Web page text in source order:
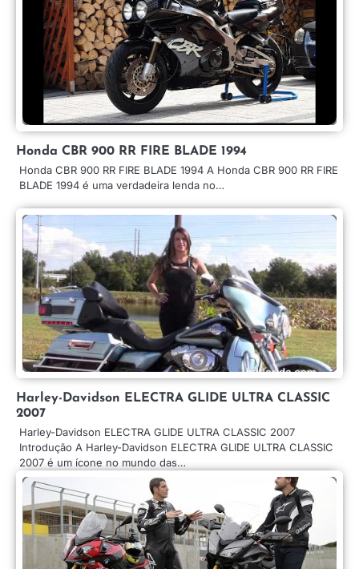
Honda CBR 900 RR FIRE BLADE 1994
Honda CBR 900 RR FIRE BLADE 1994 A Honda CBR 900 RR FIRE
BLADE 1994 é uma verdadeira lenda no…
Harley-Davidson ELECTRA GLIDE ULTRA CLASSIC
2007
Harley-Davidson ELECTRA GLIDE ULTRA CLASSIC 2007
Introdução A Harley-Davidson ELECTRA GLIDE ULTRA CLASSIC
2007 é um ícone no mundo das…